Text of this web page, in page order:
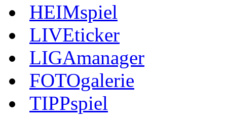
HEIMspiel
LIVEticker
LIGAmanager
FOTOgalerie
TIPPspiel